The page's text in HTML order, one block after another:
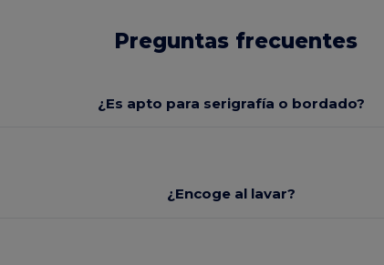
Preguntas frecuentes
¿Es apto para serigrafía o bordado?
¿Encoge al lavar?